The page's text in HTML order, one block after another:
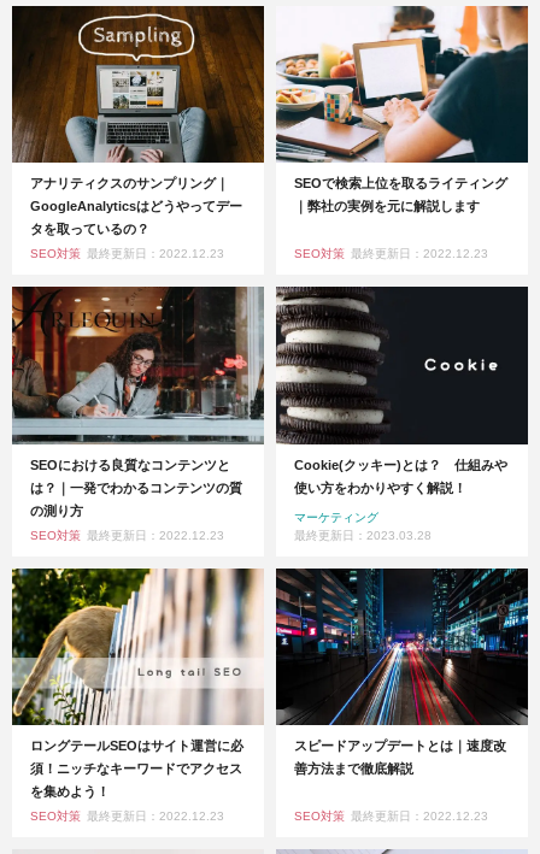
アナリティクスのサンプリング｜
GoogleAnalyticsはどうやってデー
タを取っているの？
SEO対策 最終更新日：2022.12.23
SEOで検索上位を取るライティング
｜弊社の実例を元に解説します
SEO対策 最終更新日：2022.12.23
SEOにおける良質なコンテンツと
は？｜一発でわかるコンテンツの質
の測り方
SEO対策 最終更新日：2022.12.23
Cookie(クッキー)とは？ 仕組みや
使い方をわかりやすく解説！
マーケティング
最終更新日：2023.03.28
ロングテールSEOはサイト運営に必
須！ニッチなキーワードでアクセス
を集めよう！
SEO対策 最終更新日：2022.12.23
スピードアップデートとは｜速度改
善方法まで徹底解説
SEO対策 最終更新日：2022.12.23